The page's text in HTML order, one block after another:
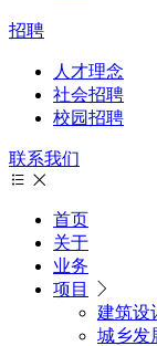
招聘
人才理念
社会招聘
校园招聘
联系我们
首页
关于
业务
项目
建筑设
城乡发